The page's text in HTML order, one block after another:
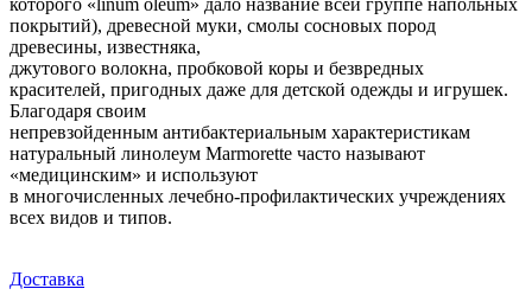
которого «linum oleum» дало название всей группе напольных
покрытий), древесной муки, смолы сосновых пород
древесины, известняка,
джутового волокна, пробковой коры и безвредных
красителей, пригодных даже для детской одежды и игрушек.
Благодаря своим
непревзойденным антибактериальным характеристикам
натуральный линолеум Marmorette часто называют
«медицинским» и используют
в многочисленных лечебно-профилактических учреждениях
всех видов и типов.
Доставка